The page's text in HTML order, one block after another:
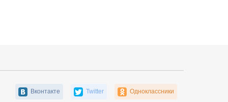
Вконтакте Twitter Одноклассники